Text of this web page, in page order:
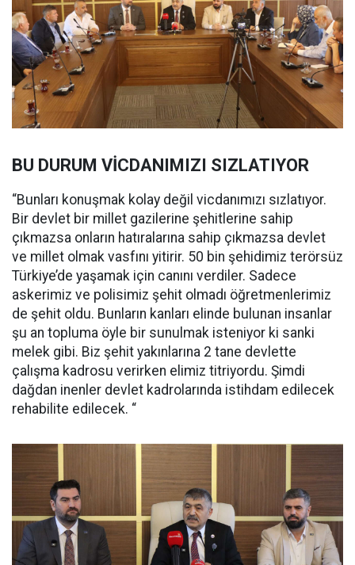
BU DURUM VİCDANIMIZI SIZLATIYOR
“Bunları konuşmak kolay değil vicdanımızı sızlatıyor.
Bir devlet bir millet gazilerine şehitlerine sahip
çıkmazsa onların hatıralarına sahip çıkmazsa devlet
ve millet olmak vasfını yitirir. 50 bin şehidimiz terörsüz
Türkiye’de yaşamak için canını verdiler. Sadece
askerimiz ve polisimiz şehit olmadı öğretmenlerimiz
de şehit oldu. Bunların kanları elinde bulunan insanlar
şu an topluma öyle bir sunulmak isteniyor ki sanki
melek gibi. Biz şehit yakınlarına 2 tane devlette
çalışma kadrosu verirken elimiz titriyordu. Şimdi
dağdan inenler devlet kadrolarında istihdam edilecek
rehabilite edilecek. “